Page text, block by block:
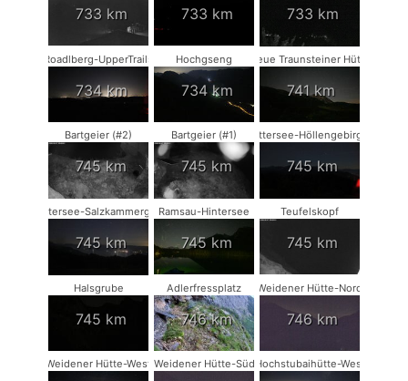
733 km 733 km 733 km
Roadlberg-UpperTrails
734 km
Hochgseng
734 km
Neue Traunsteiner Hütte
741 km
Bartgeier (#2)
745 km
Bartgeier (#1)
745 km
Attersee-Höllengebirge
745 km
Attersee-Salzkammergut
745 km
Ramsau-Hintersee
745 km
Teufelskopf
745 km
Halsgrube
745 km
Adlerfressplatz
746 km
Weidener Hütte-Nord
746 km
Weidener Hütte-West Weidener Hütte-Süd Hochstubaihütte-West